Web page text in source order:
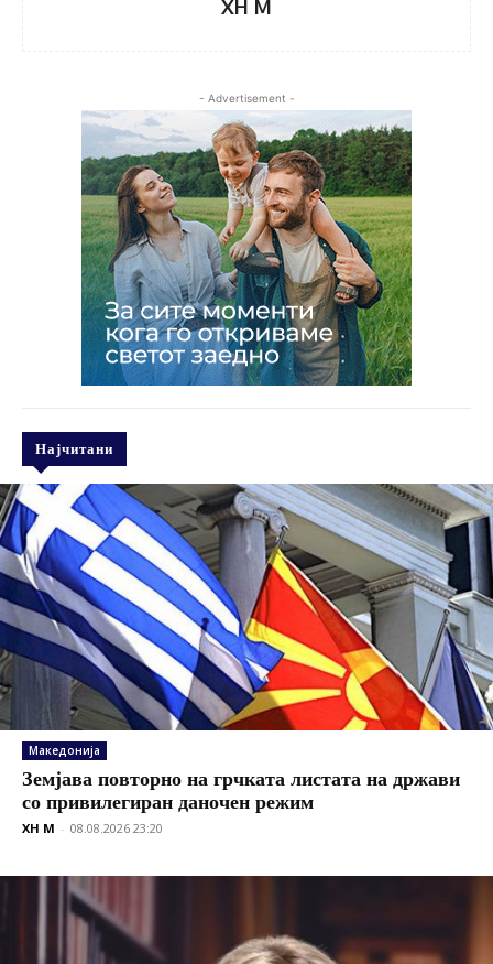
XH M
- Advertisement -
Најчитани
Македонија
Земјава повторно на грчката листата на држави
со привилегиран даночен режим
XH M - 08.08.2026 23:20